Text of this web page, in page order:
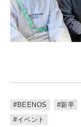
#BEENOS #新卒
#イベント